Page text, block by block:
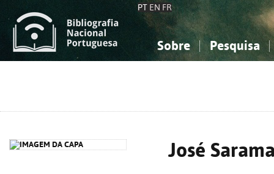
PT EN FR
Sobre Pesquisa
José